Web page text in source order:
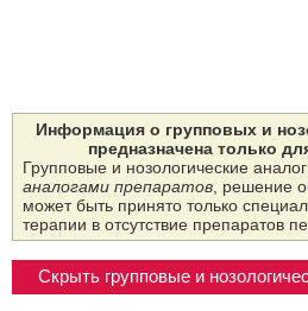
Информация о групповых и
предназначена только
Групповые и нозологические
аналогами препаратов, решение
может быть принято только
терапии в отсутствие препаратов
Скрыть групповые и